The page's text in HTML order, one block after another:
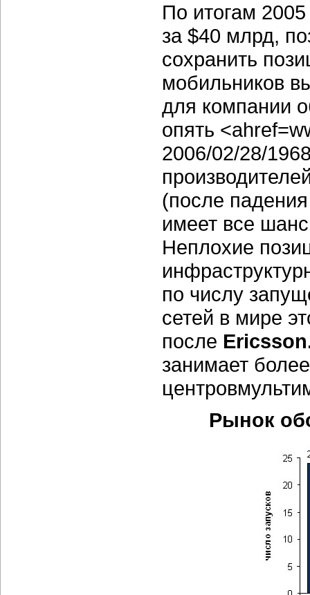
По итогам
за $40 млрд,
сохранить
мобильников
для компании
опять
2006/02/28/
(после
имеет все
Неплохие
по числу
сетей в мире
после
занимает
Рынок